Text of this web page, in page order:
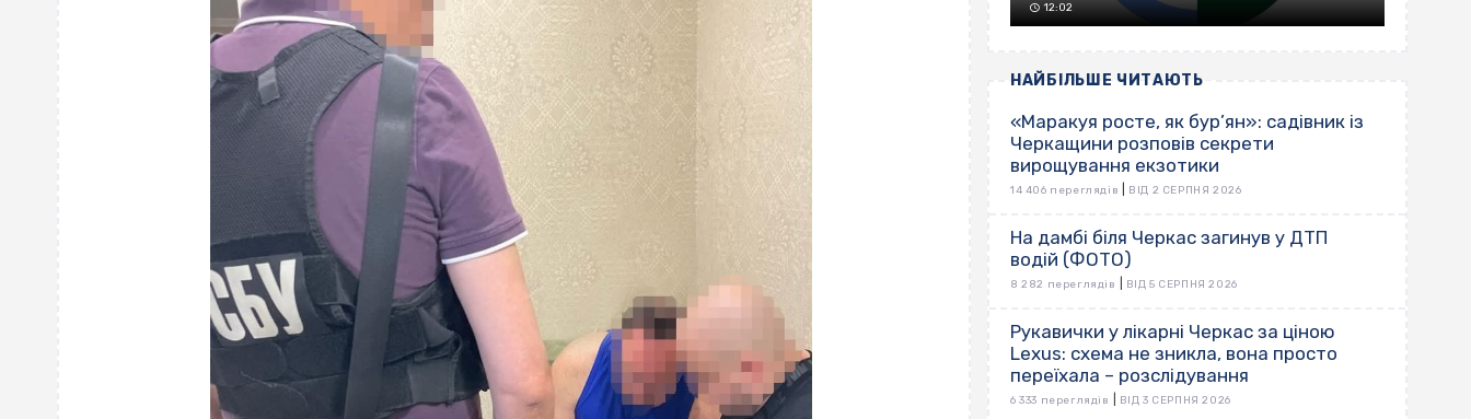
12:02
НАЙБІЛЬШЕ ЧИТАЮТЬ
«Маракуя росте, як бур’ян»: садівник із
Черкащини розповів секрети
вирощування екзотики
14 406 переглядів ВІД 2 СЕРПНЯ 2026
На дамбі біля Черкас загинув у ДТП
водій (ФОТО)
8 282 переглядів ВІД 5 СЕРПНЯ 2026
Рукавички у лікарні Черкас за ціною
Lexus: схема не зникла, вона просто
переїхала – розслідування
6 333 переглядів ВІД 3 СЕРПНЯ 2026